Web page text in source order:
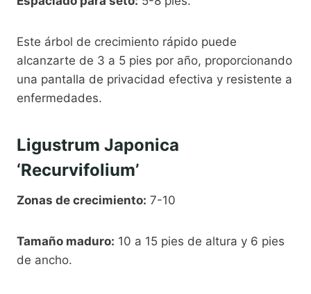
Este árbol de crecimiento rápido puede
alcanzarte de 3 a 5 pies por año, proporcionando
una pantalla de privacidad efectiva y resistente a
enfermedades.
Ligustrum Japonica
‘Recurvifolium’
Zonas de crecimiento: 7-10
Tamaño maduro: 10 a 15 pies de altura y 6 pies
de ancho.